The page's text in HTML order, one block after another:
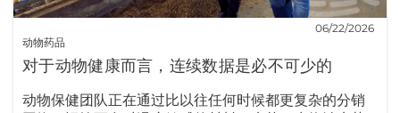
动物药品
06/22/2026
对于动物健康而言，连续数据是必不可少的
动物保健团队正在通过比以往任何时候都更复杂的分销